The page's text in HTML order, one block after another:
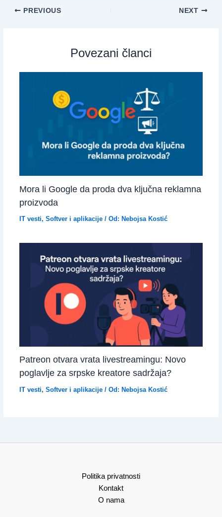
PREVIOUS NEXT
Povezani članci
Mora li Google da proda dva ključna reklamna
proizvoda
IT vesti, Softver i aplikacije/ Od: Nebojsa Kostić
Patreon otvara vrata livestreamingu: Novo
poglavlje za srpske kreatore sadržaja?
IT vesti, Softver i aplikacije/ Od: Nebojsa Kostić
Politika privatnosti
Kontakt
O nama